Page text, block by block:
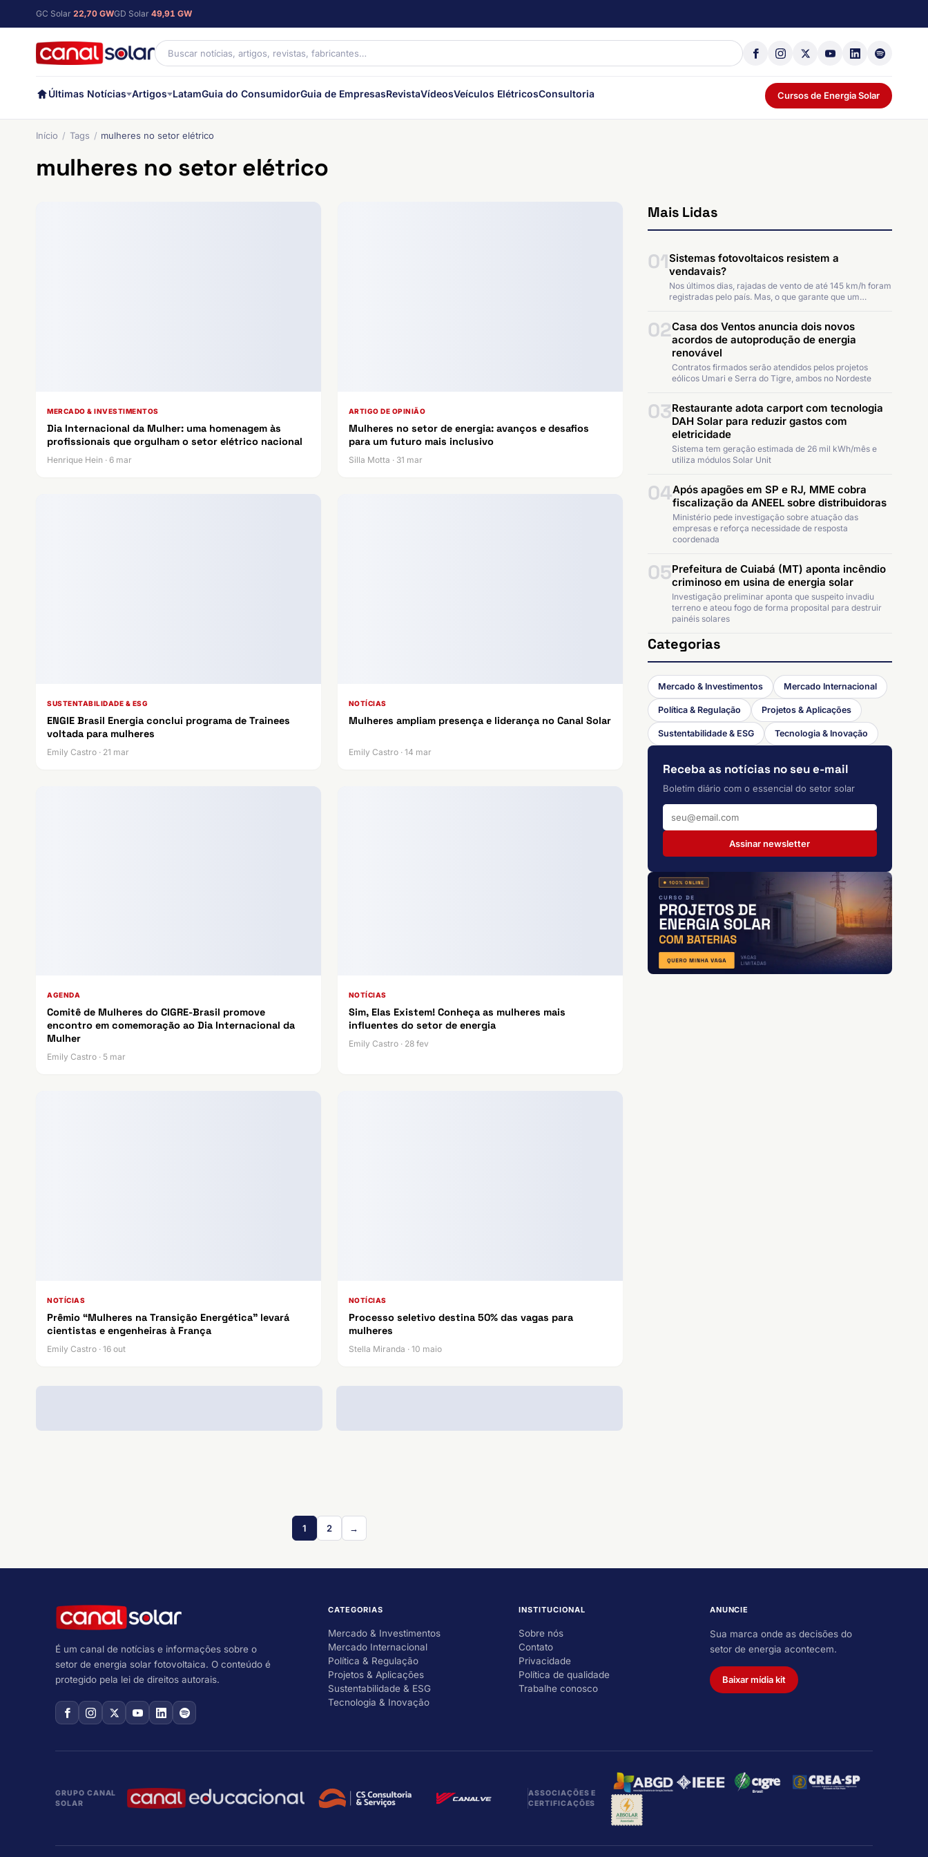
GC Solar 22,70 GWGD Solar 49,91 GW
Últimas Notícias Artigos LatamGuia do ConsumidorGuia de EmpresasRevistaVídeosVeículos ElétricosConsultoria Cursos de Energia Solar
Início Tags mulheres no setor elétrico
mulheres no setor elétrico
MERCADO & INVESTIMENTOS
Dia Internacional da Mulher: uma homenagem às
profissionais que orgulham o setor elétrico nacional
Henrique Hein · 6 mar
ARTIGO DE OPINIÃO
Mulheres no setor de energia: avanços e desafios
para um futuro mais inclusivo
Silla Motta · 31 mar
SUSTENTABILIDADE & ESG
ENGIE Brasil Energia conclui programa de Trainees
voltada para mulheres
Emily Castro · 21 mar
NOTÍCIAS
Mulheres ampliam presença e liderança no Canal Solar
Emily Castro · 14 mar
AGENDA
Comitê de Mulheres do CIGRE-Brasil promove
encontro em comemoração ao Dia Internacional da
Mulher
Emily Castro · 5 mar
NOTÍCIAS
Sim, Elas Existem! Conheça as mulheres mais
influentes do setor de energia
Emily Castro · 28 fev
NOTÍCIAS
Prêmio “Mulheres na Transição Energética” levará
cientistas e engenheiras à França
Emily Castro · 16 out
NOTÍCIAS
Processo seletivo destina 50% das vagas para
mulheres
Stella Miranda · 10 maio
1 2 →
Mais Lidas
01Sistemas fotovoltaicos resistem a
vendavais?
Nos últimos dias, rajadas de vento de até 145 km/h foram
registradas pelo país. Mas, o que garante que um…
02Casa dos Ventos anuncia dois novos
acordos de autoprodução de energia
renovável
Contratos firmados serão atendidos pelos projetos
eólicos Umari e Serra do Tigre, ambos no Nordeste
03Restaurante adota carport com tecnologia
DAH Solar para reduzir gastos com
eletricidade
Sistema tem geração estimada de 26 mil kWh/mês e
utiliza módulos Solar Unit
04Após apagões em SP e RJ, MME cobra
fiscalização da ANEEL sobre distribuidoras
Ministério pede investigação sobre atuação das
empresas e reforça necessidade de resposta
coordenada
05Prefeitura de Cuiabá (MT) aponta incêndio
criminoso em usina de energia solar
Investigação preliminar aponta que suspeito invadiu
terreno e ateou fogo de forma proposital para destruir
painéis solares
Categorias
Mercado & Investimentos Mercado Internacional
Política & Regulação Projetos & Aplicações
Sustentabilidade & ESG Tecnologia & Inovação
Receba as notícias no seu e-mail
Boletim diário com o essencial do setor solar
Assinar newsletter
É um canal de notícias e informações sobre o
setor de energia solar fotovoltaica. O conteúdo é
protegido pela lei de direitos autorais.
CATEGORIAS
Mercado & Investimentos
Mercado Internacional
Política & Regulação
Projetos & Aplicações
Sustentabilidade & ESG
Tecnologia & Inovação
INSTITUCIONAL
Sobre nós
Contato
Privacidade
Política de qualidade
Trabalhe conosco
ANUNCIE
Sua marca onde as decisões do
setor de energia acontecem.
Baixar mídia kit
GRUPO CANAL
SOLAR
ASSOCIAÇÕES E
CERTIFICAÇÕES